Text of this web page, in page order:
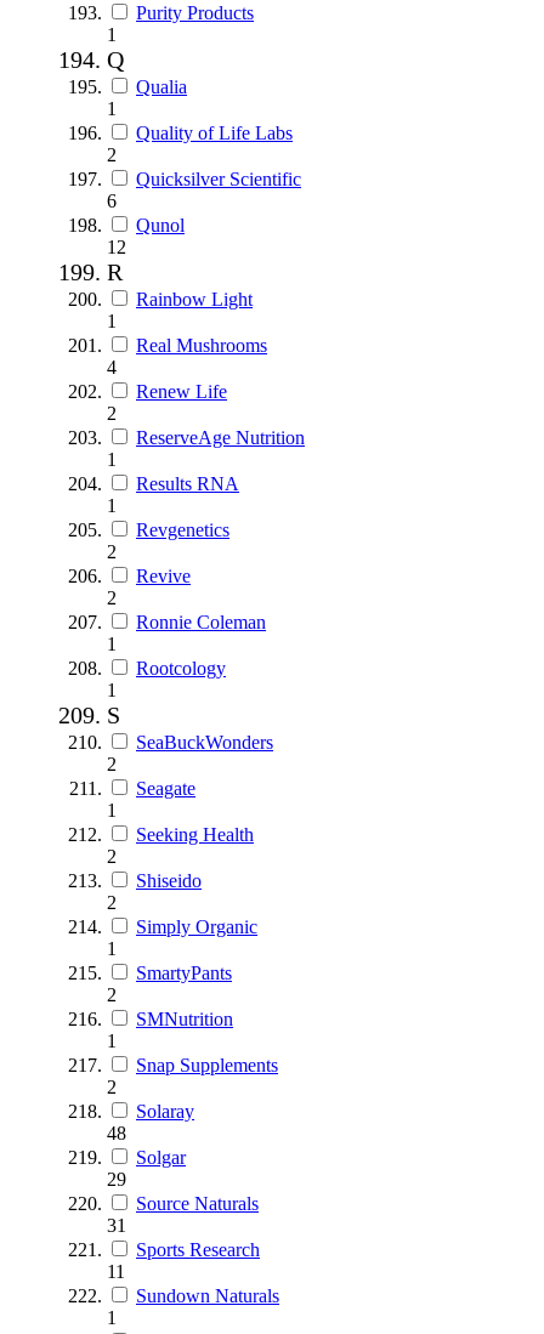
Purity Products
1
Q
Qualia
1
Quality of Life Labs
2
Quicksilver Scientific
6
Qunol
12
R
Rainbow Light
1
Real Mushrooms
4
Renew Life
2
ReserveAge Nutrition
1
Results RNA
1
Revgenetics
2
Revive
2
Ronnie Coleman
1
Rootcology
1
S
SeaBuckWonders
2
Seagate
1
Seeking Health
2
Shiseido
2
Simply Organic
1
SmartyPants
2
SMNutrition
1
Snap Supplements
2
Solaray
48
Solgar
29
Source Naturals
31
Sports Research
11
Sundown Naturals
1